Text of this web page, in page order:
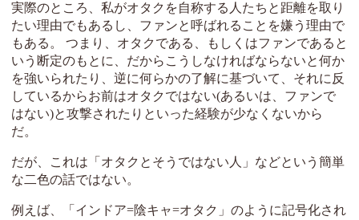
実際のところ、私がオタクを自称する人たちと距離を取り
たい理由でもあるし、ファンと呼ばれることを嫌う理由で
もある。 つまり、オタクである、もしくはファンであると
いう断定のもとに、だからこうしなければならないと何か
を強いられたり、逆に何らかの了解に基づいて、それに反
しているからお前はオタクではない(あるいは、ファンで
はない)と攻撃されたりといった経験が少なくないから
だ。
だが、これは「オタクとそうではない人」などという簡単
な二色の話ではない。
例えば、「インドア=陰キャ=オタク」のように記号化され